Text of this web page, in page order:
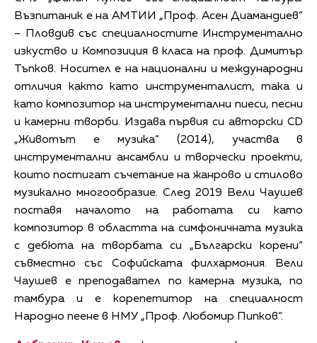
Възпитаник е на АМТИИ „Проф. Асен Диамандиев“
– Пловдив със специалностите Инструментално
изкуство и Композиция в класа на проф. Димитър
Тъпков. Носител е на национални и международни
отличия както като инструменталист, така и
като композитор на инструментални пиеси, песни
и камерни творби. Издава първия си авторски CD
„Животът е музика“ (2014), участва в
инструментални ансамбли и творчески проекти,
които постигат съчетание на жанрово и стилово
музикално многообразие. След 2019 Вели Чаушев
поставя началото на работата си като
композитор в областта на симфоничната музика
с дебюта на творбата си „Български корени“
съвместно със Софийската филхармония. Вели
Чаушев е преподавател по камерна музика, по
тамбура и е корепетитор на специалност
Народно пеене в НМУ „Проф. Любомир Пипков“.